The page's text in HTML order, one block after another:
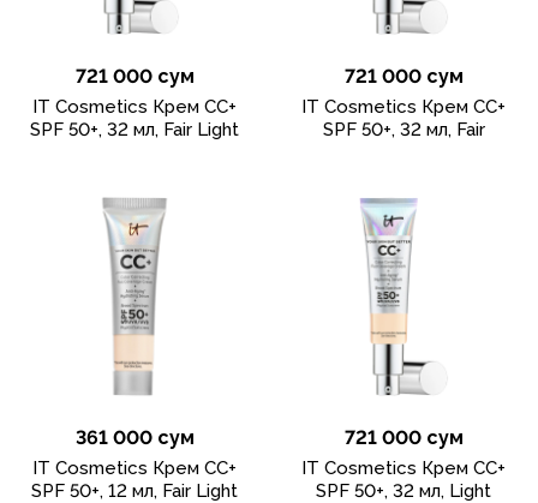
721 000 сум
IT Cosmetics Крем CC+
SPF 50+, 32 мл, Fair Light
721 000 сум
IT Cosmetics Крем CC+
SPF 50+, 32 мл, Fair
361 000 сум
IT Cosmetics Крем CC+
SPF 50+, 12 мл, Fair Light
721 000 сум
IT Cosmetics Крем CC+
SPF 50+, 32 мл, Light